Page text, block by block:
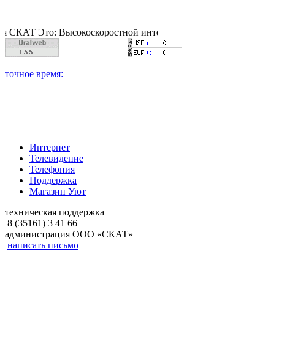
Высокоскоростной интернет, качественное цифровое и
Интернет
Телевидение
Телефония
Поддержка
Магазин Уют
техническая поддержка
8 (35161) 3 41 66
администрация ООО «СКАТ»
написать письмо